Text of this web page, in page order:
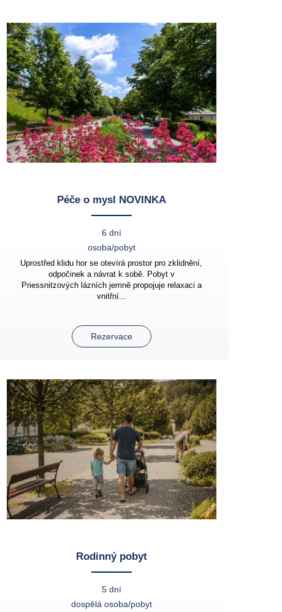
Péče o mysl NOVINKA
6 dní
osoba/pobyt
Uprostřed klidu hor se otevírá prostor pro zklidnění,
odpočinek a návrat k sobě. Pobyt v
Priessnitzových lázních jemně propojuje relaxaci a
vnitřní...
Rezervace
Rodinný pobyt
5 dní
dospělá osoba/pobyt